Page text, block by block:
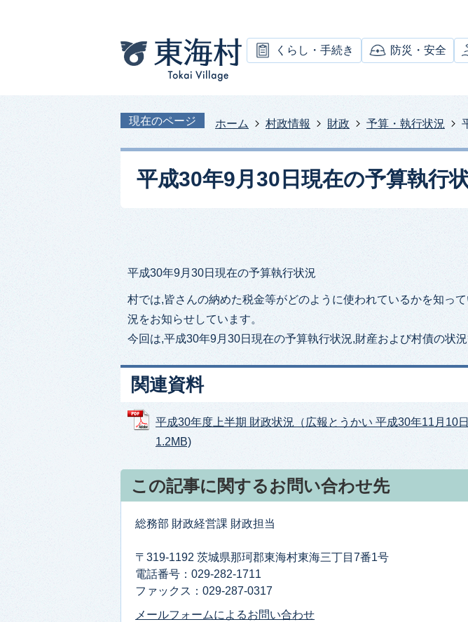
くらし・手続き 防災・安全
現在のページ ホーム 村政情報 財政 予算・執行状況
平成30年9月30日現在の予算執行
平成30年9月30日現在の予算執行状況
村では,皆さんの納めた税金等がどのように使われているかを知っ
況をお知らせしています。
今回は,平成30年9月30日現在の予算執行状況,財産および村債の状況
関連資料
平成30年度上半期 財政状況（広報とうかい 平成30年11月10
1.2MB)
この記事に関するお問い合わせ先
総務部 財政経営課 財政担当
〒319-1192 茨城県那珂郡東海村東海三丁目7番1号
電話番号：029-282-1711
ファックス：029-287-0317
メールフォームによるお問い合わせ